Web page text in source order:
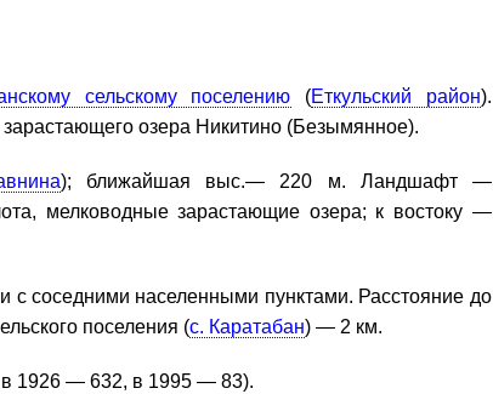
сельскому поселению (Еткульский район).
озера Никитино (Безымянное).
); ближайшая выс.— 220 м. Ландшафт —
мелководные зарастающие озера; к востоку —
с соседними населенными пунктами. Расстояние до
поселения (с. Каратабан) — 2 км.
1926 — 632, в 1995 — 83).